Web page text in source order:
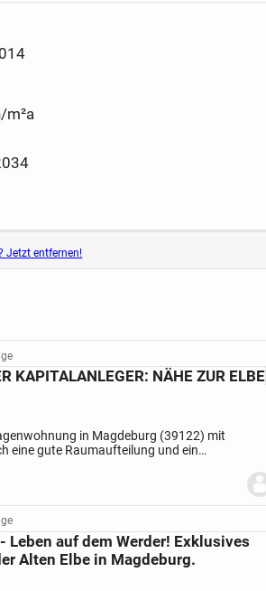
m²a
Jetzt entfernen!
KAPITALANLEGER: NÄHE ZUR ELBE
in Magdeburg (39122) mit
eine gute Raumaufteilung und ein
Leben auf dem Werder! Exklusives
Alten Elbe in Magdeburg.